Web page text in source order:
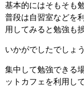
基本的にはそもそも
普段は自習室などを
用してみると勉強も
いかがでしたでしょう
集中して勉強できる
ットカフェを利用し